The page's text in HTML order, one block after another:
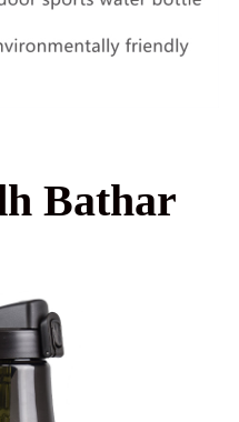
Bathar